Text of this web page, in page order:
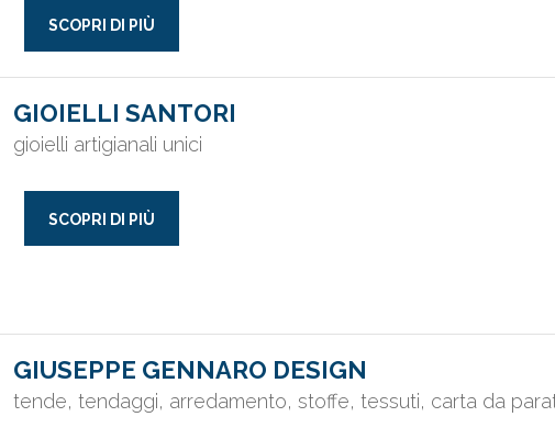
SCOPRI DI PIÙ
GIOIELLI SANTORI
gioielli artigianali unici
SCOPRI DI PIÙ
GIUSEPPE GENNARO DESIGN
tende, tendaggi, arredamento, stoffe, tessuti, carta da